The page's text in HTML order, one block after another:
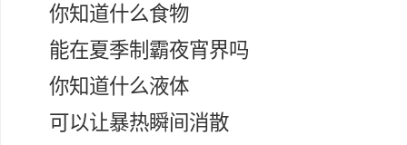
你知道什么食物
能在夏季制霸夜宵界吗
你知道什么液体
可以让暴热瞬间消散